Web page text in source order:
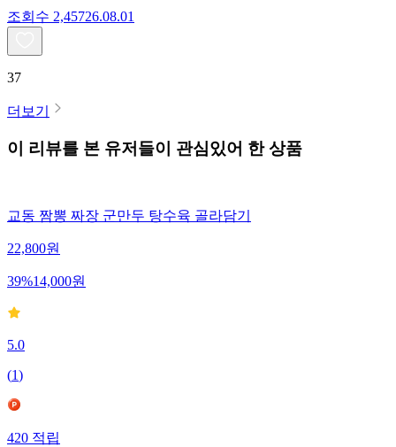
조회수 2,45726.08.01
37
더보기
이 리뷰를 본 유저들이 관심있어 한 상품
교동 짬뽕 짜장 군만두 탕수육 골라담기
22,800원
39%14,000원
5.0
(1)
420 적립